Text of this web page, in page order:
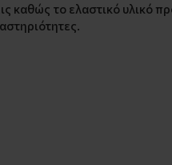
καθώς το ελαστικό υλικό